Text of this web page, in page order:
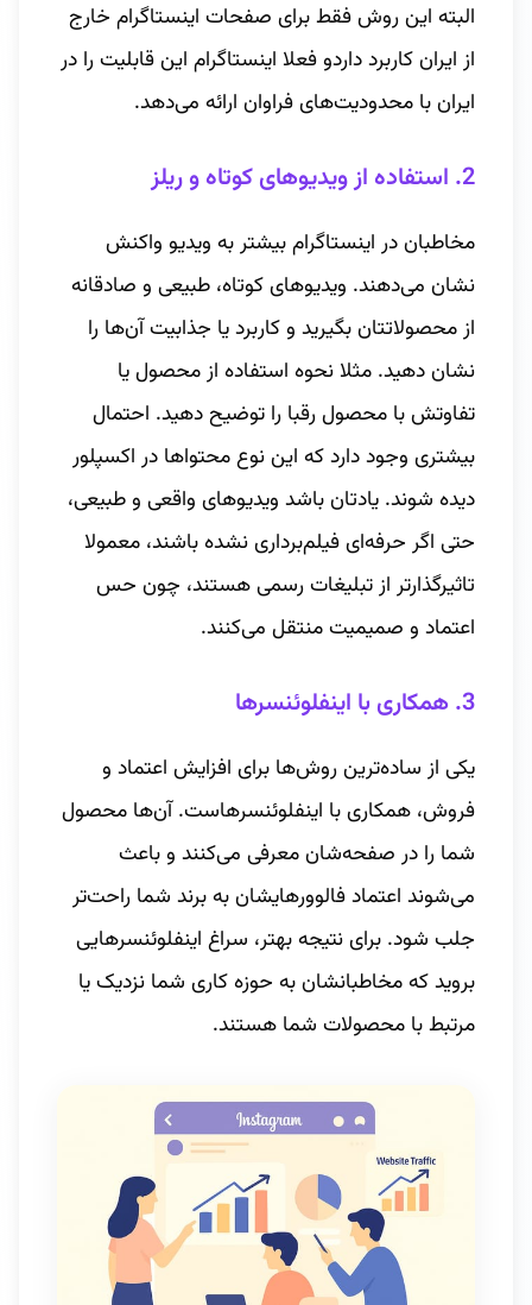
البته این روش فقط برای صفحات اینستاگرام خارج
از ایران کاربرد داردو فعلا اینستاگرام این قابلیت را در
ایران با محدودیت‌های فراوان ارائه می‌دهد.
2. استفاده از ویدیوهای کوتاه و ریلز
مخاطبان در اینستاگرام بیشتر به ویدیو واکنش
نشان می‌دهند. ویدیوهای کوتاه، طبیعی و صادقانه
از محصولاتتان بگیرید و کاربرد یا جذابیت آن‌ها را
نشان دهید. مثلا نحوه استفاده از محصول یا
تفاوتش با محصول رقبا را توضیح دهید. احتمال
بیشتری وجود دارد که این نوع محتواها در اکسپلور
دیده شوند. یادتان باشد ویدیوهای واقعی و طبیعی،
حتی اگر حرفه‌ای فیلم‌برداری نشده باشند، معمولا
تاثیرگذارتر از تبلیغات رسمی هستند، چون حس
اعتماد و صمیمیت منتقل می‌کنند.
3. همکاری با اینفلوئنسرها
یکی از ساده‌ترین روش‌ها برای افزایش اعتماد و
فروش، همکاری با اینفلوئنسرهاست. آن‌ها محصول
شما را در صفحه‌شان معرفی می‌کنند و باعث
می‌شوند اعتماد فالوورهایشان به برند شما راحت‌تر
جلب شود. برای نتیجه بهتر، سراغ اینفلوئنسرهایی
بروید که مخاطبانشان به حوزه کاری شما نزدیک‌ یا
مرتبط با محصولات شما هستند.